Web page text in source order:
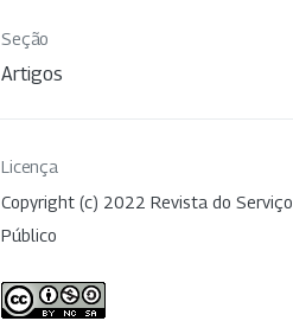
Seção
Artigos
Licença
Copyright (c) 2022 Revista do Serviço
Público